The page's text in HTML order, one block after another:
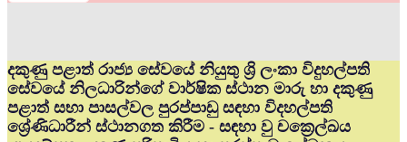
දකුණු පළාත් රාජ්‍ය සේවයේ නියුතු ශ්‍රි ලංකා විදුහල්පති
සේවයේ නිලධාරින්ගේ වාර්ෂික ස්ථාන මාරු හා දකුණු
පළාත් සභා පාසල්වල පුරප්පාඩු සඳහා විදහල්පති
ශ්‍රේණිධාරීන් ස්ථානගත කිරීම - සඳහා වු චක්‍රෙල්ඛය